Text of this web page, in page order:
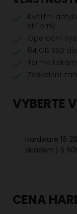
Kvalitní
stříbrný
Operační
64 GB SSD
Termo
Zaškolení
VYBERTE
CENA